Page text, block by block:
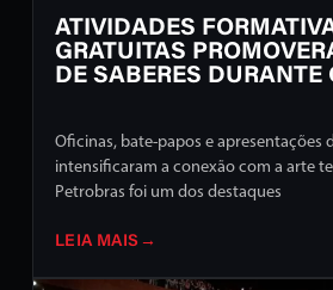
ATIVIDADES
GRATUITAS
DE SABERES DURANTE
Oficinas, bate-papos e apresentações
intensificaram a conexão com a arte
Petrobras foi um dos destaques
LEIA MAIS →